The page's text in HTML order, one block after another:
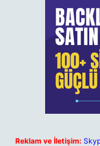
Reklam ve İletişim: